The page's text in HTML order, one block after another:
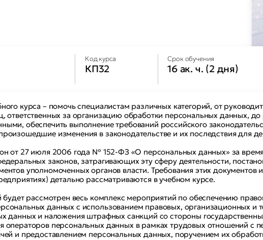
Код курса
КП32
Срок обучения
16 ак. ч. (2 дня)
курса – помочь специалистам различных категорий, от
ответственных за организацию обработки персональных данных,
обеспечить выполнение требований российского
изменения в законодательстве и их последствия для
от 27 июля 2006 года № 152-ФЗ «О персональных данных» за время
законов, затрагивающих эту сферу деятельности,
уполномоченных органов власти. Требования этих документов
детально рассматриваются в учебном курсе.
будет рассмотрен весь комплекс мероприятий по обеспечению
данных с использованием правовых, организационных и
данных и наложения штрафных санкций со стороны
операторов персональных данных в рамках трудовых отношений с
и предоставлением персональных данных, поручением их